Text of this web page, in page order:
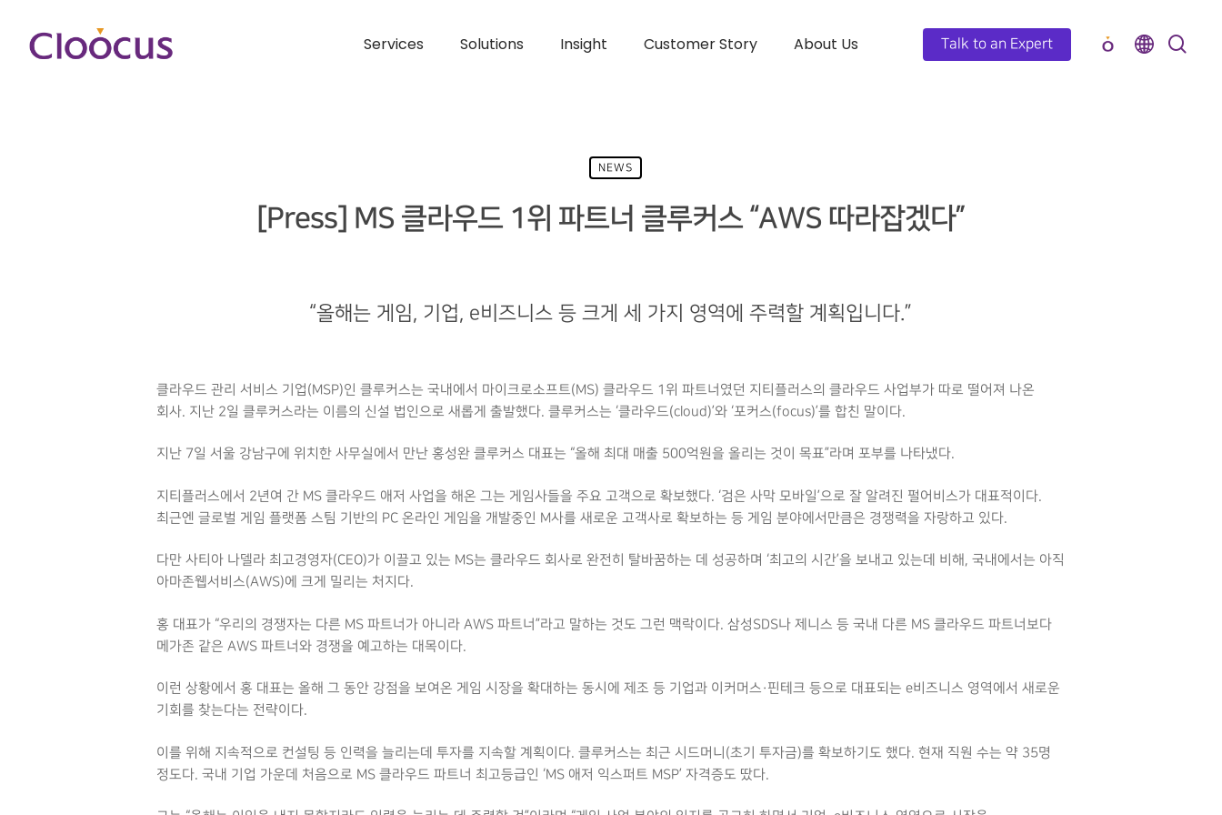
Hit enter to search or ESC to close
Services Solutions Insight Customer Story About Us Talk to an Expert
NEWS
[Press] MS 클라우드 1위 파트너 클루커스 “AWS 따라잡겠다”
“올해는 게임, 기업, e비즈니스 등 크게 세 가지 영역에 주력할 계획입니다.”
클라우드 관리 서비스 기업(MSP)인 클루커스는 국내에서 마이크로소프트(MS) 클라우드 1위 파트너였던 지티플러스의 클라우드 사업부가 따로 떨어져 나온
회사. 지난 2일 클루커스라는 이름의 신설 법인으로 새롭게 출발했다. 클루커스는 ‘클라우드(cloud)’와 ‘포커스(focus)’를 합친 말이다.
지난 7일 서울 강남구에 위치한 사무실에서 만난 홍성완 클루커스 대표는 “올해 최대 매출 500억원을 올리는 것이 목표”라며 포부를 나타냈다.
지티플러스에서 2년여 간 MS 클라우드 애저 사업을 해온 그는 게임사들을 주요 고객으로 확보했다. ‘검은 사막 모바일’으로 잘 알려진 펄어비스가 대표적이다.
최근엔 글로벌 게임 플랫폼 스팀 기반의 PC 온라인 게임을 개발중인 M사를 새로운 고객사로 확보하는 등 게임 분야에서만큼은 경쟁력을 자랑하고 있다.
다만 사티아 나델라 최고경영자(CEO)가 이끌고 있는 MS는 클라우드 회사로 완전히 탈바꿈하는 데 성공하며 ‘최고의 시간’을 보내고 있는데 비해, 국내에서는 아직
아마존웹서비스(AWS)에 크게 밀리는 처지다.
홍 대표가 “우리의 경쟁자는 다른 MS 파트너가 아니라 AWS 파트너”라고 말하는 것도 그런 맥락이다. 삼성SDS나 제니스 등 국내 다른 MS 클라우드 파트너보다
메가존 같은 AWS 파트너와 경쟁을 예고하는 대목이다.
이런 상황에서 홍 대표는 올해 그 동안 강점을 보여온 게임 시장을 확대하는 동시에 제조 등 기업과 이커머스·핀테크 등으로 대표되는 e비즈니스 영역에서 새로운
기회를 찾는다는 전략이다.
이를 위해 지속적으로 컨설팅 등 인력을 늘리는데 투자를 지속할 계획이다. 클루커스는 최근 시드머니(초기 투자금)를 확보하기도 했다. 현재 직원 수는 약 35명
정도다. 국내 기업 가운데 처음으로 MS 클라우드 파트너 최고등급인 ‘MS 애저 익스퍼트 MSP’ 자격증도 땄다.